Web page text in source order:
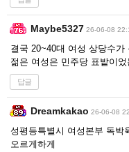
Maybe5327 26-06-08
결국 20~40대 여성 상당수가
젊은 여성은 민주당 표밭이었
답글
Dreamkakao 26-06-08
성평등특별시 여성본부 독박
오르게하게